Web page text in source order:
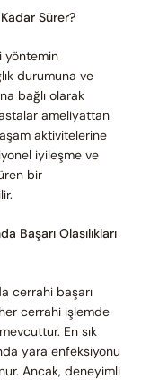
Sürer?
yöntemin
durumuna ve
bağlı olarak
ameliyattan
aktivitelerine
iyileşme ve
bir
Başarı Olasılıkları
cerrahi başarı
cerrahi işlemde
En sık
yara enfeksiyonu
Ancak, deneyimli